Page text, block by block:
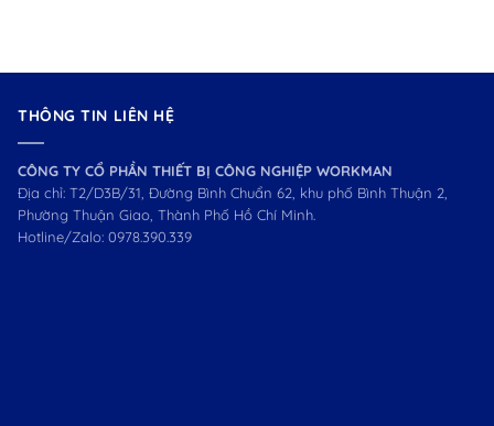
THÔNG TIN LIÊN HỆ
CÔNG TY CỔ PHẦN THIẾT BỊ CÔNG NGHIỆP WORKMAN
Địa chỉ: T2/D3B/31, Đường Bình Chuẩn 62, khu phố Bình Thuận 2,
Phường Thuận Giao, Thành Phố Hồ Chí Minh.
Hotline/Zalo: 0978.390.339